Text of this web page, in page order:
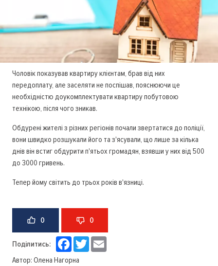
Чоловік показував квартиру клієнтам, брав від них
передоплату, але заселяти не поспішав, пояснюючи це
необхідністю доукомплектувати квартиру побутовою
технікою, після чого зникав.
Обдурені жителі з різних регіонів почали звертатися до поліції,
вони швидко розшукали його та з'ясували, що лише за кілька
днів він встиг обдурити п'ятьох громадян, взявши у них від 500
до 3000 гривень.
Тепер йому світить до трьох років в'язниці.
0 0
Поділитись: Facebook
Twitter
Автор: Олена Нагорна